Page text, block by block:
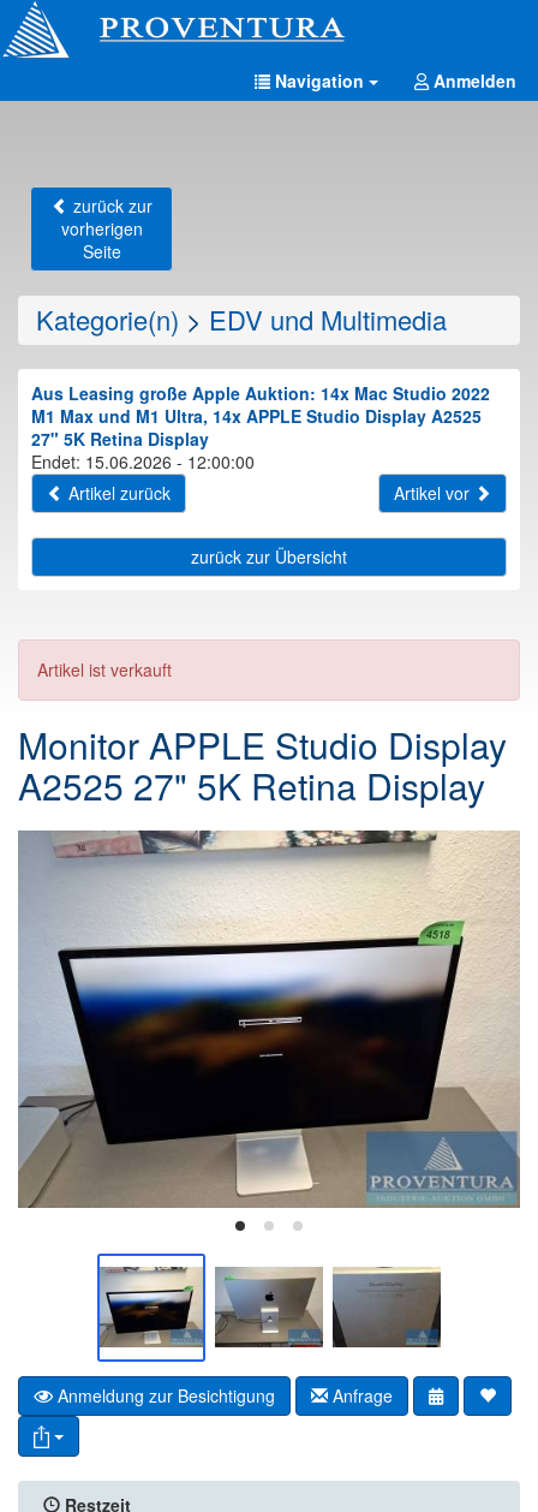
Navigation Anmelden
zurück zur
vorherigen
Seite
Kategorie(n) > EDV und Multimedia
Aus Leasing große Apple Auktion: 14x Mac Studio 2022
M1 Max und M1 Ultra, 14x APPLE Studio Display A2525
27" 5K Retina Display
Endet: 15.06.2026 - 12:00:00
Artikel zurück
Artikel vor
zurück zur Übersicht
Artikel ist verkauft
Monitor APPLE Studio Display
A2525 27" 5K Retina Display
Anmeldung zur Besichtigung Anfrage
Restzeit